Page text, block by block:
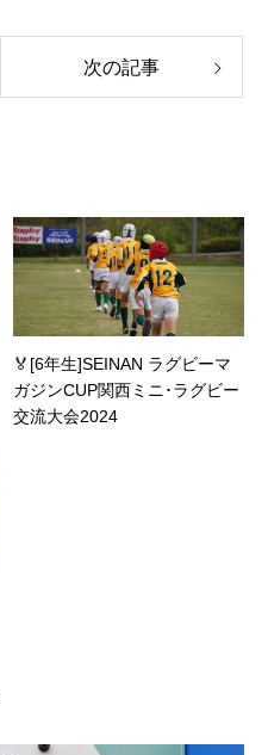
次の記事
🏅[6年生]SEINAN ラグビーマ
ガジンCUP関西ミニ･ラグビー
交流大会2024